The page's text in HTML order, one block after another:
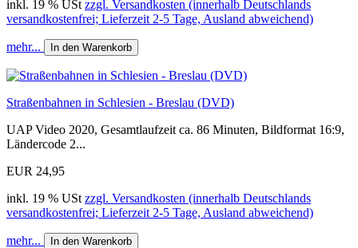
inkl. 19 % USt zzgl. Versandkosten (innerhalb Deutschlands
versandkostenfrei; Lieferzeit 2-5 Tage, Ausland abweichend)
mehr... In den Warenkorb
Straßenbahnen in Schlesien - Breslau (DVD)
UAP Video 2020, Gesamtlaufzeit ca. 86 Minuten, Bildformat 16:9,
Ländercode 2...
EUR 24,95
inkl. 19 % USt zzgl. Versandkosten (innerhalb Deutschlands
versandkostenfrei; Lieferzeit 2-5 Tage, Ausland abweichend)
mehr... In den Warenkorb